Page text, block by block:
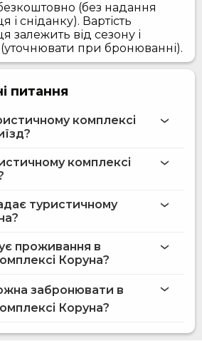
(без надання
і сніданку). Вартість
залежить від сезону і
(уточнювати при бронюванні).
питання
комплексі
Туристичний комплекс Коруна
комплексі
на сайті
туристичному
проживання в
Коруна?
на сайті Hotels24.ua
забронювати в
Коруна?